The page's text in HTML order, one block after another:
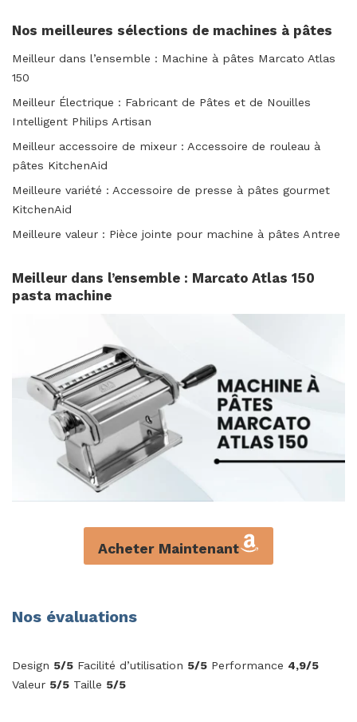
Nos meilleures sélections de machines à pâtes
Meilleur dans l’ensemble : Machine à pâtes Marcato Atlas
150
Meilleur Électrique : Fabricant de Pâtes et de Nouilles
Intelligent Philips Artisan
Meilleur accessoire de mixeur : Accessoire de rouleau à
pâtes KitchenAid
Meilleure variété : Accessoire de presse à pâtes gourmet
KitchenAid
Meilleure valeur : Pièce jointe pour machine à pâtes Antree
Meilleur dans l’ensemble : Marcato Atlas 150
pasta machine
Acheter Maintenant
Nos évaluations
Design 5/5 Facilité d’utilisation 5/5 Performance 4,9/5
Valeur 5/5 Taille 5/5